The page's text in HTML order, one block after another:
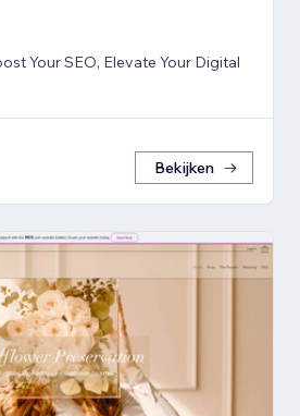
Your SEO, Elevate Your Digital
Bekijken